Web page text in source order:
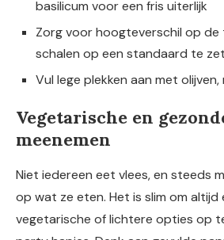
basilicum voor een fris uiterlijk
Zorg voor hoogteverschil op de
schalen op een standaard te
Vul lege plekken aan met
Vegetarische en
meenemen
Niet iedereen eet vlees, en steeds
op wat ze eten. Het is slim om altijd
vegetarische of lichtere opties op